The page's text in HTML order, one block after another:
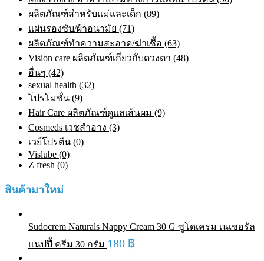
ผลิตภัณฑ์สำหรับแม่และเด็ก (89)
แผ่นรองซับ/ผ้าอนามัย (71)
ผลิตภัณฑ์ทําความสะอาด/ฆ่าเชื้อ (63)
Vision care ผลิตภัณฑ์เกี่ยวกับดวงตา (48)
อื่นๆ (42)
sexual health (32)
โปรโมชั่น (9)
Hair Care ผลิตภัณฑ์ดูแลเส้นผม (9)
Cosmeds เวชสําอาง (3)
เวย์โปรตีน (0)
Vislube (0)
Z fresh (0)
สินค้ามาใหม่
Sudocrem Naturals Nappy Cream 30 G ซูโดเครม เนเชอรัล
แนปปี้ ครีม 30 กรัม 180 ฿